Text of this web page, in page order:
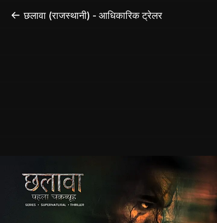
छलावा (राजस्थानी) - आधिकारिक ट्रेलर